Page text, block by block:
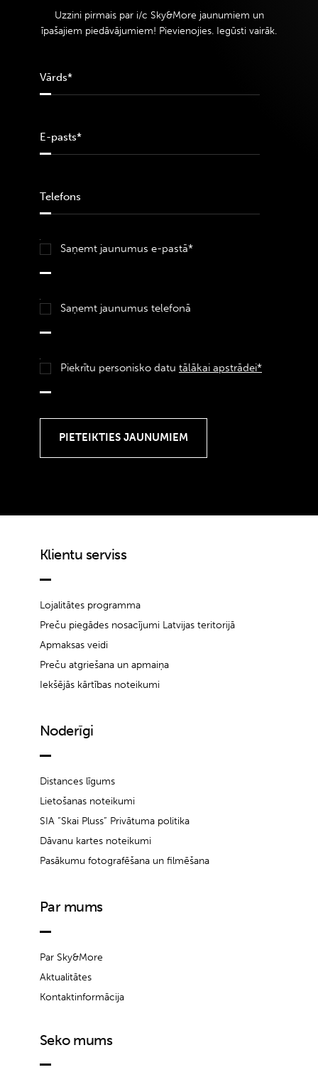
Uzzini pirmais par i/c Sky&More jaunumiem un
īpašajiem piedāvājumiem! Pievienojies. Iegūsti vairāk.
Saņemt jaunumus e-pastā*
Saņemt jaunumus telefonā
Piekrītu personisko datu tālākai apstrādei*
Klientu serviss
Lojalitātes programma
Preču piegādes nosacījumi Latvijas teritorijā
Apmaksas veidi
Preču atgriešana un apmaiņa
Iekšējās kārtības noteikumi
Noderīgi
Distances līgums
Lietošanas noteikumi
SIA “Skai Pluss” Privātuma politika
Dāvanu kartes noteikumi
Pasākumu fotografēšana un filmēšana
Par mums
Par Sky&More
Aktualitātes
Kontaktinformācija
Seko mums